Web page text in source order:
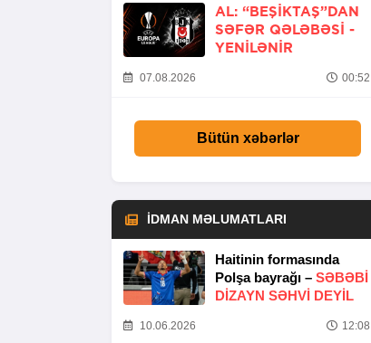
AL: “BEŞIKTAŞ”DAN
SƏFƏR QƏLƏBƏSI -
YENİLƏNİR
07.08.2026 00:52
Bütün xəbərlər
İDMAN MƏLUMATLARI
Haitinin formasında
Polşa bayrağı – SƏBƏBI
DIZAYN SƏHVI DEYIL
10.06.2026 12:08